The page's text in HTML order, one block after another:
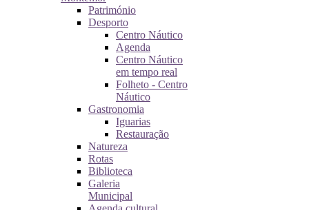
Património
Desporto
Centro Náutico
Agenda
Centro Náutico
em tempo real
Folheto - Centro
Náutico
Gastronomia
Iguarias
Restauração
Natureza
Rotas
Biblioteca
Galeria
Municipal